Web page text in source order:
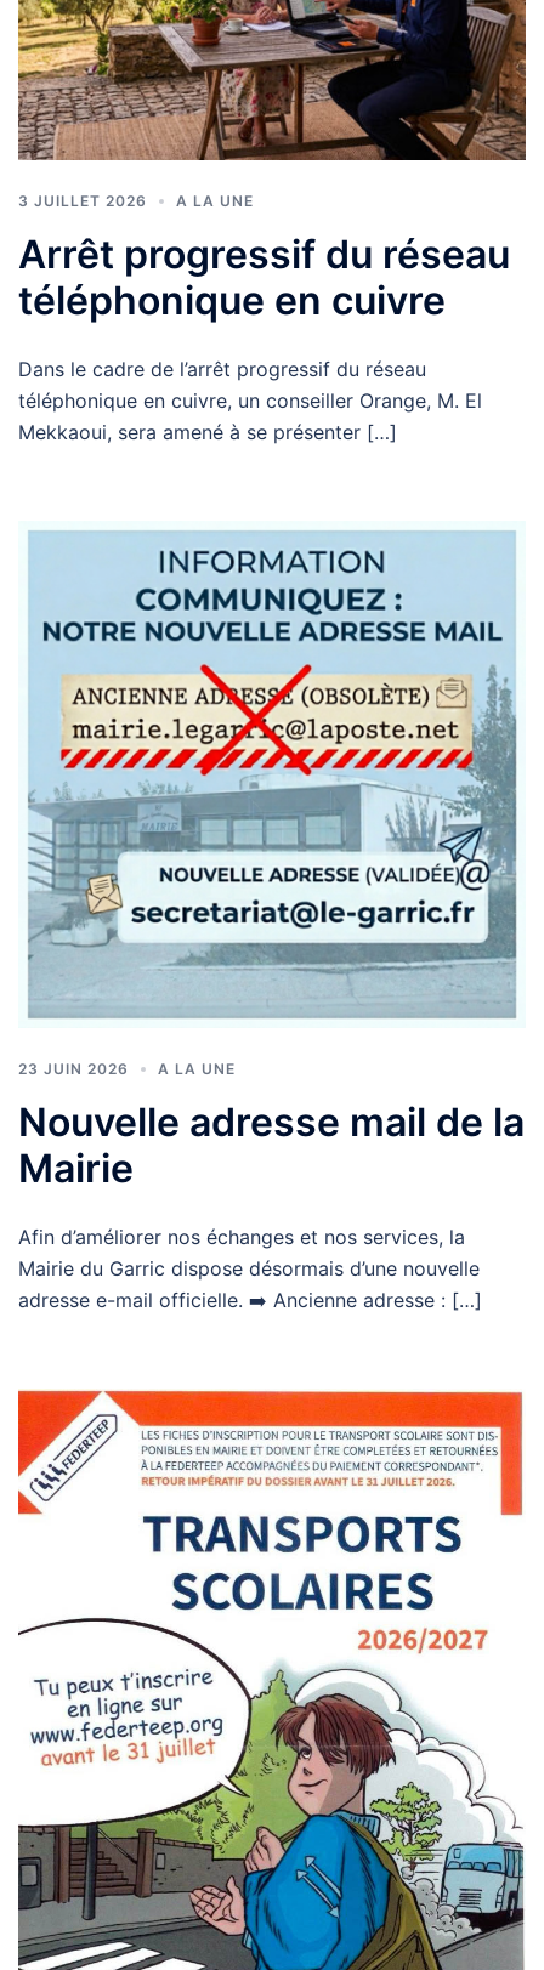
3 JUILLET 2026 A LA UNE
Arrêt progressif du réseau
téléphonique en cuivre
Dans le cadre de l’arrêt progressif du réseau
téléphonique en cuivre, un conseiller Orange, M. El
Mekkaoui, sera amené à se présenter […]
23 JUIN 2026 A LA UNE
Nouvelle adresse mail de la
Mairie
Afin d’améliorer nos échanges et nos services, la
Mairie du Garric dispose désormais d’une nouvelle
adresse e-mail officielle. ➡️ Ancienne adresse : […]